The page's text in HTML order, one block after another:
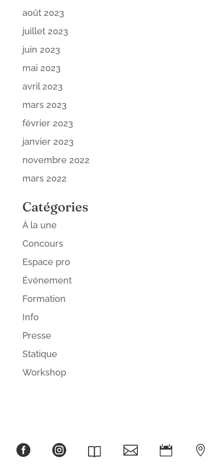
août 2023
juillet 2023
juin 2023
mai 2023
avril 2023
mars 2023
février 2023
janvier 2023
novembre 2022
mars 2022
Catégories
À la une
Concours
Espace pro
Événement
Formation
Info
Presse
Statique
Workshop
    